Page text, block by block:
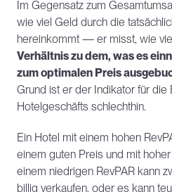
Im Gegensatz zum
wie viel Geld durch die
hereinkommt — er misst, wie
Verhältnis zu dem, was es
zum optimalen Preis
Grund ist er der Indikator für die
Hotelgeschäfts schlechthin.
Ein Hotel mit einem hohen
einem guten Preis und mit
einem niedrigen RevPAR kann
billig verkaufen, oder es kann